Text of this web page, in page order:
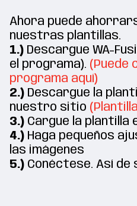
Ahora puede
nuestras plantillas.
1.) Descargue WA-
el programa). (Puede
programa aquí)
2.) Descargue la
nuestro sitio
3.) Cargue la plantilla
4.) Haga pequeños
las imágenes
5.) Conéctese. Así de